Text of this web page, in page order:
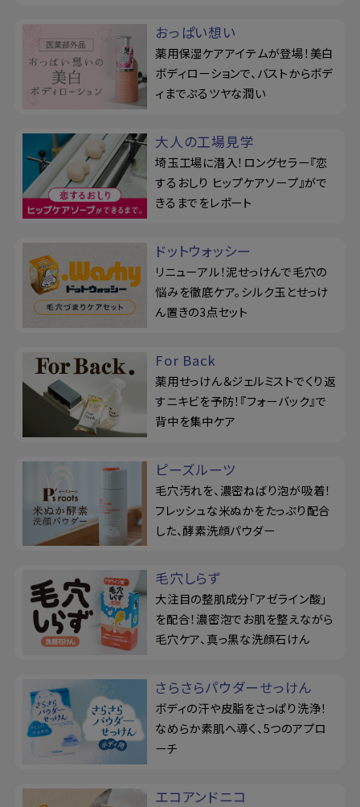
おっぱい想い
薬用保湿ケアアイテムが登場！美白
ボディローションで、バストからボデ
ィまでぷるツヤな潤い
大人の工場見学
埼玉工場に潜入！ロングセラー『恋
するおしり ヒップケアソープ』がで
きるまでをレポート
ドットウォッシー
リニューアル！泥せっけんで毛穴の
悩みを徹底ケア。シルク玉とせっけ
ん置きの3点セット
For Back
薬用せっけん＆ジェルミストでくり返
すニキビを予防！『フォーバック』で
背中を集中ケア
ピーズルーツ
毛穴汚れを、濃密ねばり泡が吸着！
フレッシュな米ぬかをたっぷり配合
した、酵素洗顔パウダー
毛穴しらず
大注目の整肌成分「アゼライン酸」
を配合！濃密泡でお肌を整えながら
毛穴ケア、真っ黒な洗顔石けん
さらさらパウダーせっけん
ボディの汗や皮脂をさっぱり洗浄！
なめらか素肌へ導く、5つのアプロ
ーチ
エコアンドニコ